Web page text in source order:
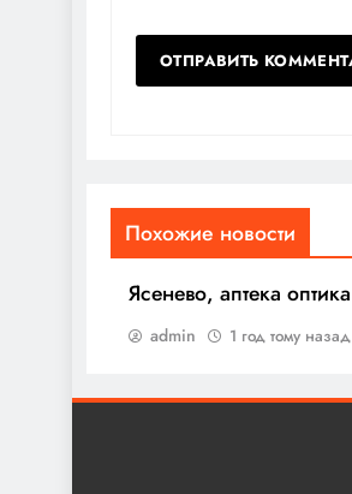
Похожие новости
Ясенево, аптека оптика
admin 1 год тому назад